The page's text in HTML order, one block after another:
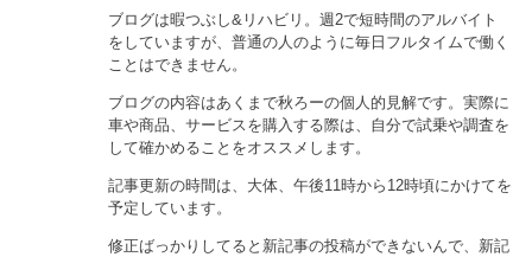
ブログは暇つぶし&リハビリ。週2で短時間のアルバイト
をしていますが、普通の人のように毎日フルタイムで働く
ことはできません。
ブログの内容はあくまで秋ろーの個人的見解です。実際に
車や商品、サービスを購入する際は、自分で試乗や調査を
して確かめることをオススメします。
記事更新の時間は、大体、午後11時から12時頃にかけてを
予定しています。
修正ばっかりしてると新記事の投稿ができないんで、新記